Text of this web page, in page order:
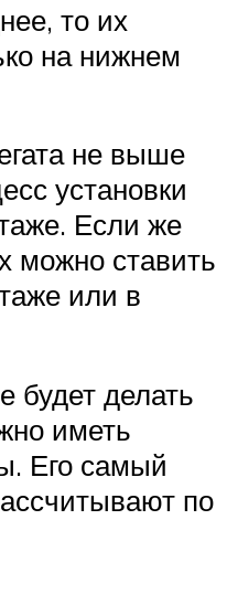
то их
на нижнем
не выше
установки
Если же
можно ставить
или в
будет делать
иметь
Его самый
по